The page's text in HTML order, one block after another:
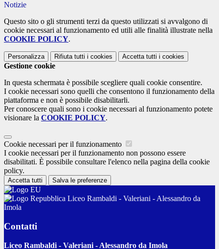
Notizie
Questo sito o gli strumenti terzi da questo utilizzati si avvalgono di
cookie necessari al funzionamento ed utili alle finalità illustrate nella
COOKIE POLICY.
Personalizza Rifiuta tutti i cookies Accetta tutti i cookies
Gestione cookie
In questa schermata è possibile scegliere quali cookie consentire.
I cookie necessari sono quelli che consentono il funzionamento della
piattaforma e non è possibile disabilitarli.
Per conoscere quali sono i cookie necessari al funzionamento potete
visionare la COOKIE POLICY.
Cookie necessari per il funzionamento
I cookie necessari per il funzionamento non possono essere
disabilitati. È possibile consultare l'elenco nella pagina della cookie
policy.
Accetta tutti Salva le preferenze
Liceo Rambaldi - Valeriani - Alessandro da
Imola
Contatti
Liceo Rambaldi - Valeriani - Alessandro da Imola